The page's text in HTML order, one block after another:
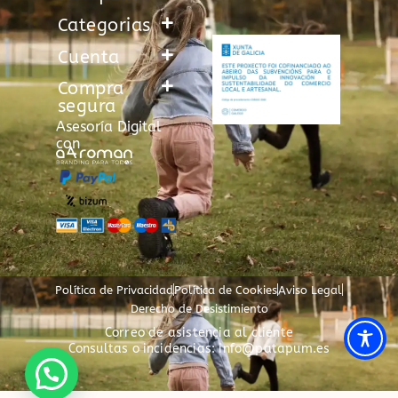
Categorias
Cuenta
Compra
segura
Asesoría Digital
con
Política de PrivacidadPolítica de CookiesAviso Legal
Derecho de Desistimiento
Correo de asistencia al cliente
Consultas o incidencias: info@patapum.es